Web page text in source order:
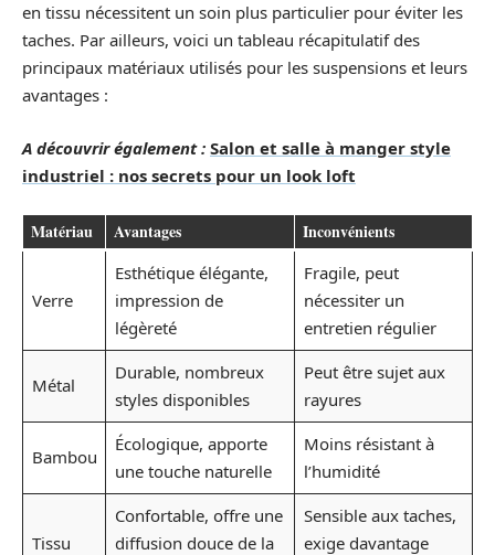
en tissu nécessitent un soin plus particulier pour éviter les
taches. Par ailleurs, voici un tableau récapitulatif des
principaux matériaux utilisés pour les suspensions et leurs
avantages :
A découvrir également : Salon et salle à manger style
industriel : nos secrets pour un look loft
Matériau Avantages Inconvénients
Verre
Esthétique élégante,
impression de
légèreté
Fragile, peut
nécessiter un
entretien régulier
Métal
Durable, nombreux
styles disponibles
Peut être sujet aux
rayures
Bambou
Écologique, apporte
une touche naturelle
Moins résistant à
l’humidité
Tissu
Confortable, offre une
diffusion douce de la
Sensible aux taches,
exige davantage